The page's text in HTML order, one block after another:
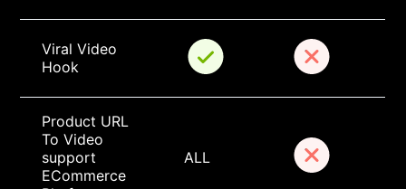
Viral Video
Hook
Product URL
To Video
support
ECommerce
ALL